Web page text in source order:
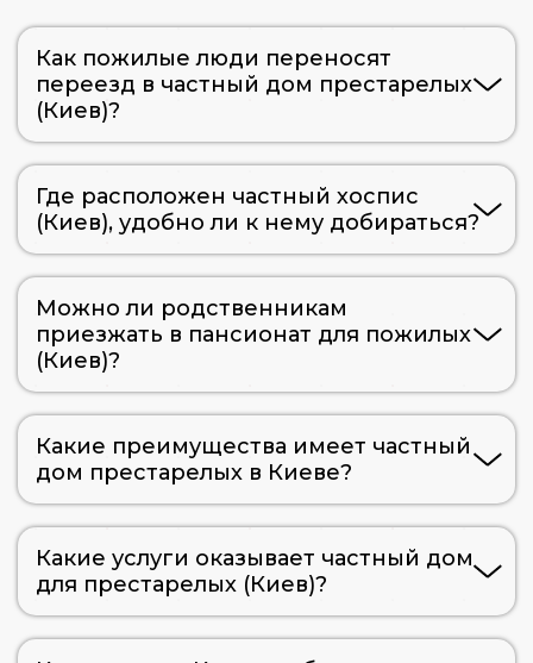
Как пожилые люди переносят
переезд в частный дом престарелых
(Киев)?
Где расположен частный хоспис
(Киев), удобно ли к нему добираться?
Можно ли родственникам
приезжать в пансионат для пожилых
(Киев)?
Какие преимущества имеет частный
дом престарелых в Киеве?
Какие услуги оказывает частный дом
для престарелых (Киев)?